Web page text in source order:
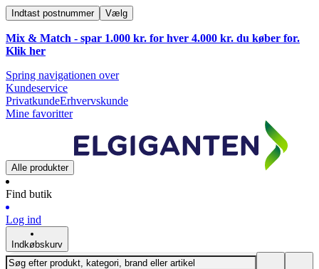
Indtast postnummer Vælg
Mix & Match - spar 1.000 kr. for hver 4.000 kr. du køber for.
Klik her
Spring navigationen over
Kundeservice
PrivatkundeErhvervskunde
Mine favoritter
Alle produkter
Find butik
Log ind
Indkøbskurv